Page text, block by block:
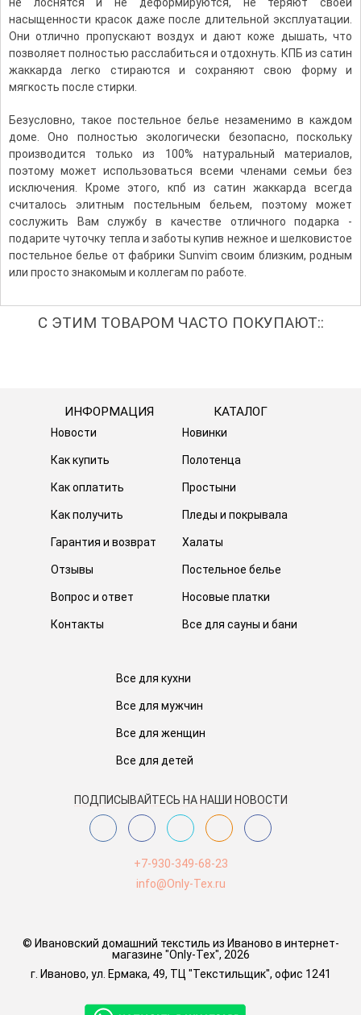
не лоснятся и не деформируются, не теряют своей
насыщенности красок даже после длительной эксплуатации.
Они отлично пропускают воздух и дают коже дышать, что
позволяет полностью расслабиться и отдохнуть. КПБ из сатин
жаккарда легко стираются и сохраняют свою форму и
мягкость после стирки.
Безусловно, такое постельное белье незаменимо в каждом
доме. Оно полностью экологически безопасно, поскольку
производится только из 100% натуральный материалов,
поэтому может использоваться всеми членами семьи без
исключения. Кроме этого, кпб из сатин жаккарда всегда
считалось элитным постельным бельем, поэтому может
сослужить Вам службу в качестве отличного подарка -
подарите чуточку тепла и заботы купив нежное и шелковистое
постельное белье от фабрики Sunvim своим близким, родным
или просто знакомым и коллегам по работе.
С ЭТИМ ТОВАРОМ ЧАСТО ПОКУПАЮТ::
ИНФОРМАЦИЯ
Новости
Как купить
Как оплатить
Как получить
Гарантия и возврат
Отзывы
Вопрос и ответ
Контакты
КАТАЛОГ
Новинки
Полотенца
Простыни
Пледы и покрывала
Халаты
Постельное белье
Носовые платки
Все для сауны и бани
Все для кухни
Все для мужчин
Все для женщин
Все для детей
ПОДПИСЫВАЙТЕСЬ НА НАШИ НОВОСТИ
+7-930-349-68-23
info@Only-Tex.ru
© Ивановский домашний текстиль из Иваново в интернет-
магазине "Only-Tex", 2026
г. Иваново, ул. Ермака, 49, ТЦ "Текстильщик", офис 1241